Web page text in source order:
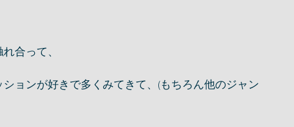
合って、
ョンが好きで多くみてきて、(もちろん他のジャン